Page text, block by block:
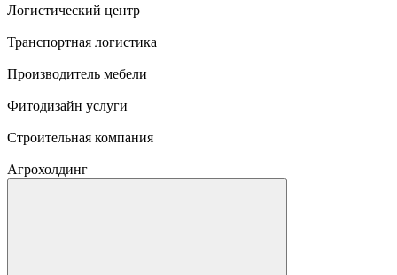
Логистический центр
Транспортная логистика
Производитель мебели
Фитодизайн услуги
Строительная компания
Агрохолдинг